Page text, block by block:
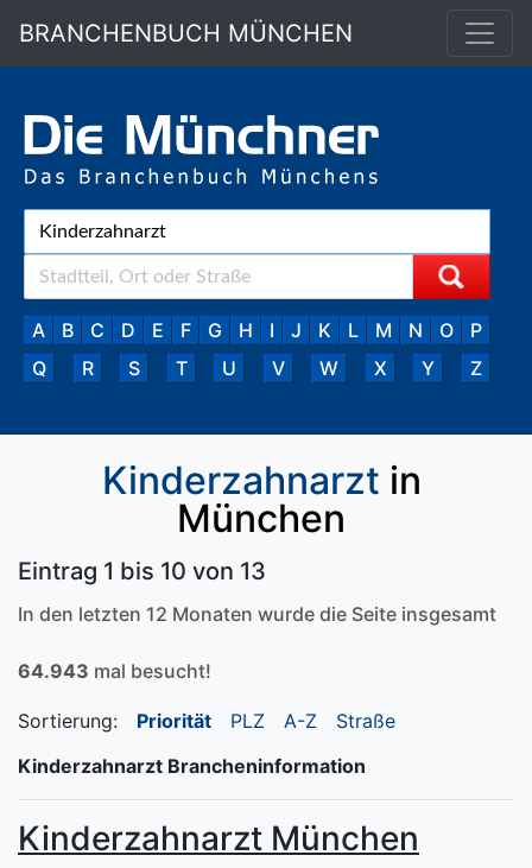
BRANCHENBUCH MÜNCHEN
A B C D E F G H I J K L M N O
P
Q
R S T U V W X Y Z
Kinderzahnarzt in
München
Eintrag 1 bis 10 von 13
In den letzten 12 Monaten wurde die Seite insgesamt
64.943 mal besucht!
Sortierung: Priorität PLZ A-Z
Straße
Kinderzahnarzt Brancheninformation
Kinderzahnarzt München